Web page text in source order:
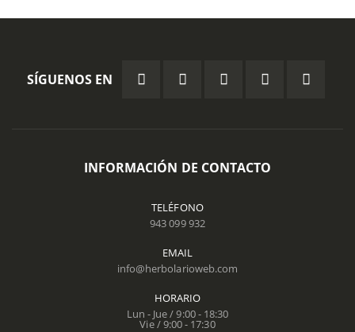
SÍGUENOS EN
INFORMACIÓN DE CONTACTO
TELÉFONO
943 099 932
EMAIL
info@herbolarioweb.com
HORARIO
Lun - Jue / 9:00 - 18:30
Vie / 9:00 - 17:30